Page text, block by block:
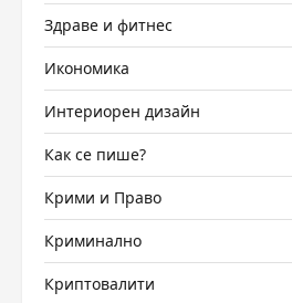
Здраве и фитнес
Икономика
Интериорен дизайн
Как се пише?
Крими и Право
Криминално
Криптовалити